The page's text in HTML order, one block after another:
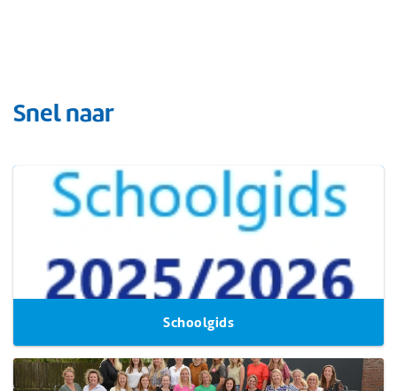
Snel naar
Schoolgids